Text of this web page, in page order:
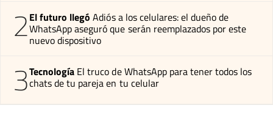
2El futuro llegó Adiós a los celulares: el dueño de
WhatsApp aseguró que serán reemplazados por este
nuevo dispositivo
3Tecnología El truco de WhatsApp para tener todos los
chats de tu pareja en tu celular